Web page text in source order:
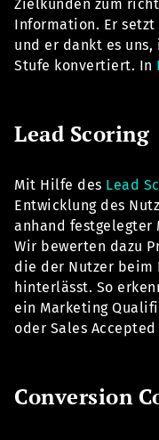
Zielkunden zum
Information. Er
und er dankt es
Stufe konvertiert. In
Lead Scoring
Mit Hilfe des Lead
Entwicklung des
anhand festgelegter
Wir bewerten dazu
die der Nutzer beim
hinterlässt. So
ein Marketing
oder Sales
Conversion